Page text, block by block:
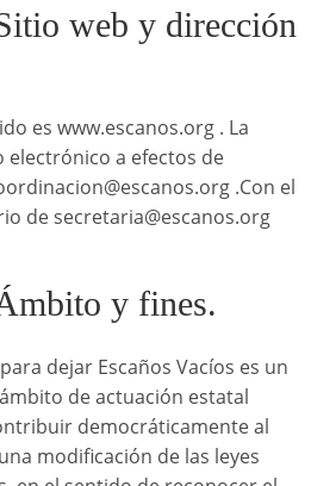
web y dirección
es www.escanos.org . La
electrónico a efectos de
.Con el
de secretaria@escanos.org
y fines.
dejar Escaños Vacíos es un
de actuación estatal
democráticamente al
modificación de las leyes